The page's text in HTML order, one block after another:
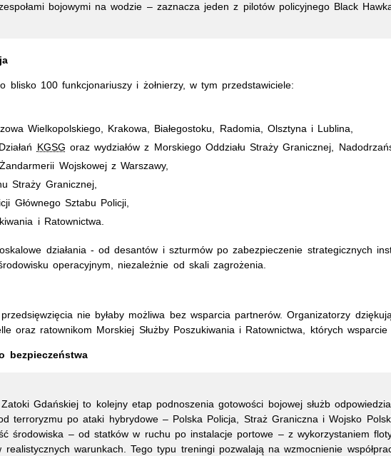
bojowymi na wodzie – zaznacza jeden z pilotów policyjnego Black
blisko 100 funkcjonariuszy i żołnierzy, w tym przedstawiciele:
Wielkopolskiego, Krakowa, Białegostoku, Radomia, Olsztyna i Lublina,
KGSG oraz wydziałów z Morskiego Oddziału Straży Granicznej,
Wojskowej z Warszawy,
Straży Granicznej,
Głównego Sztabu Policji,
i Ratownictwa.
działania - od desantów i szturmów po zabezpieczenie strategicznych
operacyjnym, niezależnie od skali zagrożenia.
nie byłaby możliwa bez wsparcia partnerów. Organizatorzy
oraz ratownikom Morskiej Służby Poszukiwania i Ratownictwa, których
bezpieczeństwa
Gdańskiej to kolejny etap podnoszenia gotowości bojowej służb
terroryzmu po ataki hybrydowe – Polska Policja, Straż Graniczna i Wojsko
środowiska – od statków w ruchu po instalacje portowe – z wykorzystaniem
warunkach. Tego typu treningi pozwalają na wzmocnienie